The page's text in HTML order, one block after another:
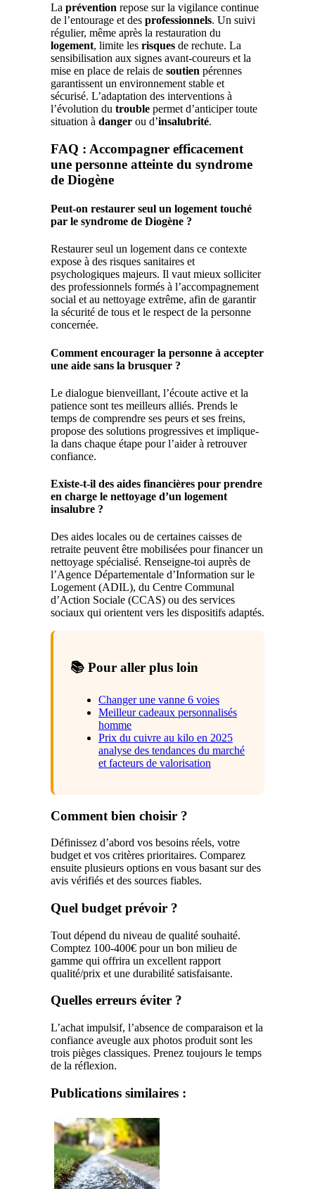
La prévention repose sur la vigilance continue
de l’entourage et des professionnels. Un suivi
régulier, même après la restauration du
logement, limite les risques de rechute. La
sensibilisation aux signes avant-coureurs et la
mise en place de relais de soutien pérennes
garantissent un environnement stable et
sécurisé. L’adaptation des interventions à
l’évolution du trouble permet d’anticiper toute
situation à danger ou d’insalubrité.
FAQ : Accompagner efficacement
une personne atteinte du syndrome
de Diogène
Peut-on restaurer seul un logement touché
par le syndrome de Diogène ?
Restaurer seul un logement dans ce contexte
expose à des risques sanitaires et
psychologiques majeurs. Il vaut mieux solliciter
des professionnels formés à l’accompagnement
social et au nettoyage extrême, afin de garantir
la sécurité de tous et le respect de la personne
concernée.
Comment encourager la personne à accepter
une aide sans la brusquer ?
Le dialogue bienveillant, l’écoute active et la
patience sont tes meilleurs alliés. Prends le
temps de comprendre ses peurs et ses freins,
propose des solutions progressives et implique-
la dans chaque étape pour l’aider à retrouver
confiance.
Existe-t-il des aides financières pour prendre
en charge le nettoyage d’un logement
insalubre ?
Des aides locales ou de certaines caisses de
retraite peuvent être mobilisées pour financer un
nettoyage spécialisé. Renseigne-toi auprès de
l’Agence Départementale d’Information sur le
Logement (ADIL), du Centre Communal
d’Action Sociale (CCAS) ou des services
sociaux qui orientent vers les dispositifs adaptés.
📚 Pour aller plus loin
Changer une vanne 6 voies
Meilleur cadeaux personnalisés
homme
Prix du cuivre au kilo en 2025
analyse des tendances du marché
et facteurs de valorisation
Comment bien choisir ?
Définissez d’abord vos besoins réels, votre
budget et vos critères prioritaires. Comparez
ensuite plusieurs options en vous basant sur des
avis vérifiés et des sources fiables.
Quel budget prévoir ?
Tout dépend du niveau de qualité souhaité.
Comptez 100-400€ pour un bon milieu de
gamme qui offrira un excellent rapport
qualité/prix et une durabilité satisfaisante.
Quelles erreurs éviter ?
L’achat impulsif, l’absence de comparaison et la
confiance aveugle aux photos produit sont les
trois pièges classiques. Prenez toujours le temps
de la réflexion.
Publications similaires :